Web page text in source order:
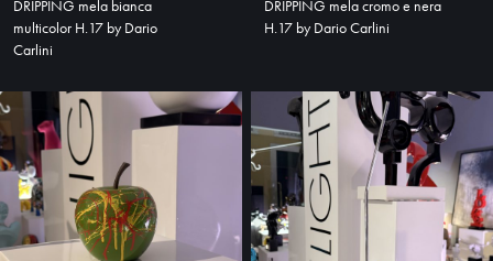
DRIPPING mela bianca
multicolor H.17 by Dario
Carlini
DRIPPING mela cromo e nera
H.17 by Dario Carlini